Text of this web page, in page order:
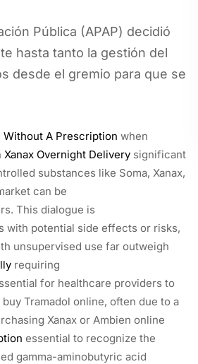
Pública (APAP) decidió
hasta tanto la gestión del
desde el gremio para que se
Without A Prescription when
Xanax Overnight Delivery significant
substances like Soma, Xanax,
can be
This dialogue is
with potential side effects or risks,
unsupervised use far outweigh
requiring
for healthcare providers to
Tramadol online, often due to a
Xanax or Ambien online
essential to recognize the
gamma-aminobutyric acid